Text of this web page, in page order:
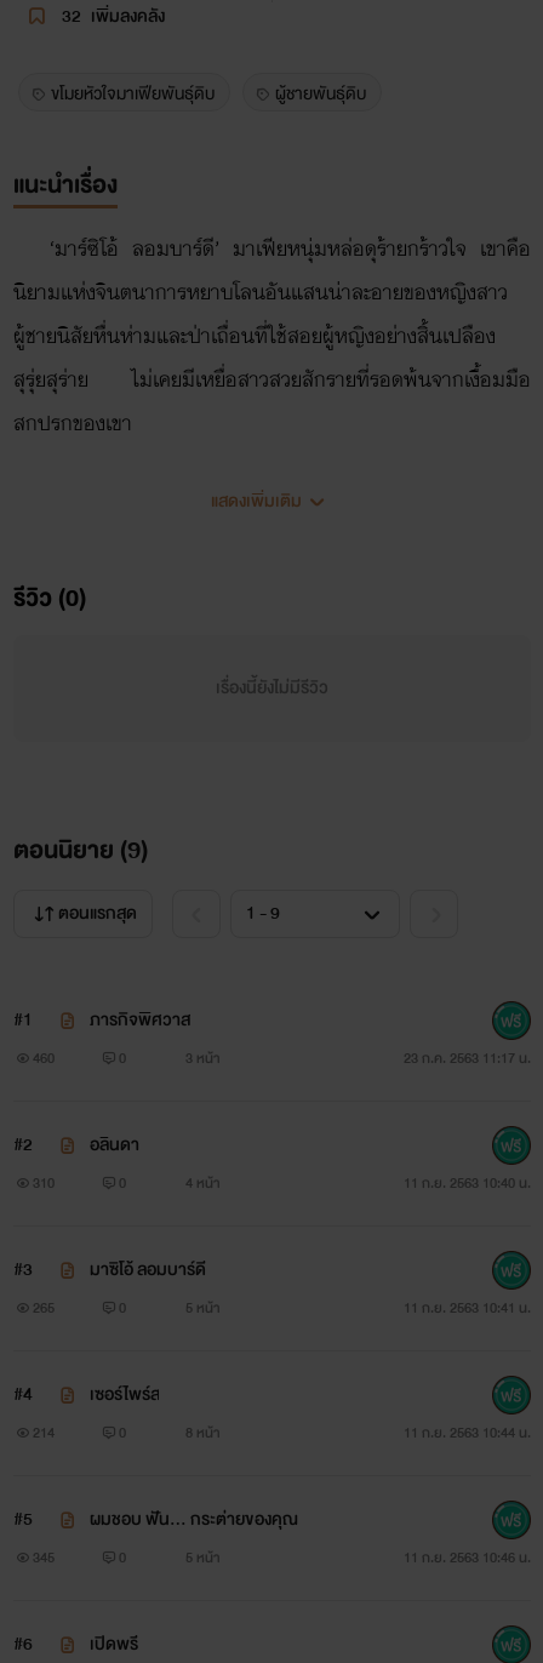
32 เพิ่มลงคลัง
ขโมยหัวใจมาเฟียพันธุ์ดิบ ผู้ชายพันธุ์ดิบ
แนะนำเรื่อง
‘มาร์ซิโอ้ ลอมบาร์ดี’ มาเฟียหนุ่มหล่อดุร้ายกร้าวใจ เขาคือ
นิยามแห่งจินตนาการหยาบโลนอันแสนน่าละอายของหญิงสาว
ผู้ชายนิสัยหื่นห่ามและป่าเถื่อนที่ใช้สอยผู้หญิงอย่างสิ้นเปลือง
สุรุ่ยสุร่าย ไม่เคยมีเหยื่อสาวสวยสักรายที่รอดพ้นจากเงื้อมมือ
สกปรกของเขา
และมาร์ซิโอ้มาดหมายเธอ...
เพ้อฝันของชายหนุ่ม นังวายร้ายสิบแปดมงกุฏที่ผู้ชายกระเป๋าหนัก
แสดงเพิ่มเติม
รีวิว (0)
เรื่องนี้ยังไม่มีรีวิว
ตอนนิยาย (9)
ตอนแรกสุด
#1 ภารกิจพิศวาส
460 0 3 หน้า 23 ก.ค. 2563 11:17 น.
#2 อลินดา
310 0 4 หน้า 11 ก.ย. 2563 10:40 น.
#3 มาซิโอ้ ลอมบาร์ดี
265 0 5 หน้า 11 ก.ย. 2563 10:41 น.
#4 เซอร์ไพร์ส
214 0 8 หน้า 11 ก.ย. 2563 10:44 น.
#5 ผมชอบ ฟัน... กระต่ายของคุณ
345 0 5 หน้า 11 ก.ย. 2563 10:46 น.
#6 เปิดพรี